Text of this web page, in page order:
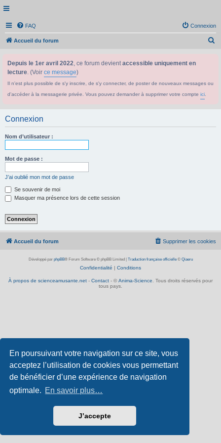
En poursuivant votre navigation sur ce site, vous
acceptez l’utilisation de cookies vous permettant
de bénéficier d’une expérience de navigation
optimale. En savoir plus…
J’accepte
FAQ Connexion
Accueil du forum
Depuis le 1er avril 2022, ce forum devientaccessible uniquement en
lecture. (Voir ce message)
Il n'est plus possible de s'y inscrire, de s'y connecter, de poster de nouveaux messages ou
d'accéder à la messagerie privée. Vous pouvez demander à supprimer votre compte ici
Connexion
Nom d’utilisateur :
Mot de passe :
J’ai oublié mon mot de passe
Se souvenir de moi
Masquer ma présence lors de cette session
Accueil du forum Supprimer les cookies
Développé par phpBB® Forum Software © phpBB Limited Traduction française officielle© Qiaeru
Confidentialité | Conditions
À propos de scienceamusante.net - Contact - © Anima-Science . Tous droits réservés pour
tous pays.